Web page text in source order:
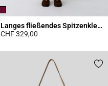
Langes fließendes Spitzenkleid
CHF 329,00